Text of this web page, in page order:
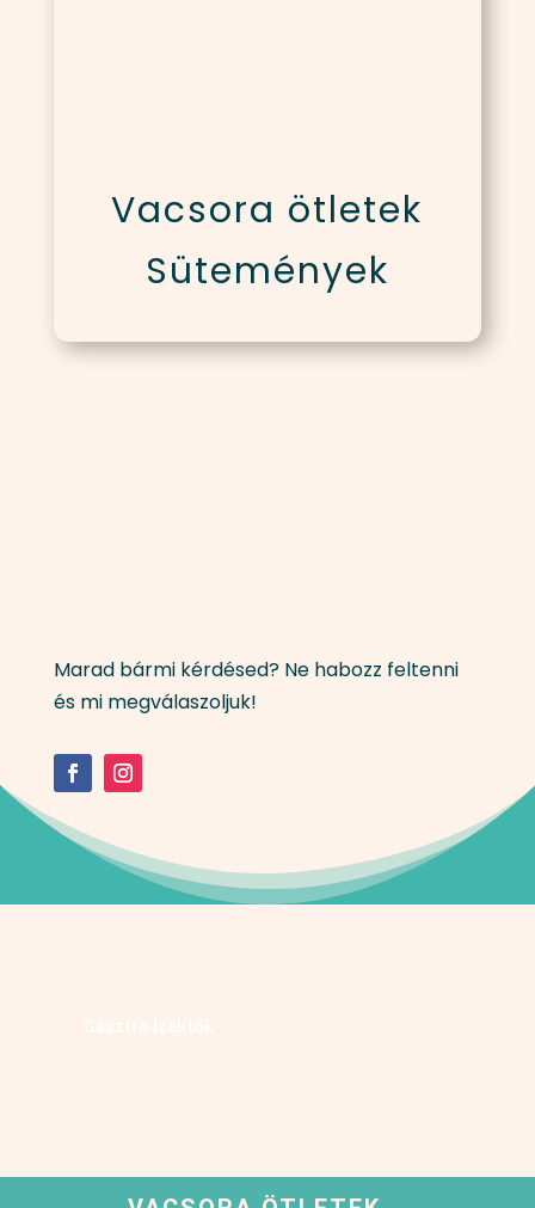
Vacsora ötletek
Sütemények
Marad bármi kérdésed? Ne habozz feltenni
és mi megválaszoljuk!